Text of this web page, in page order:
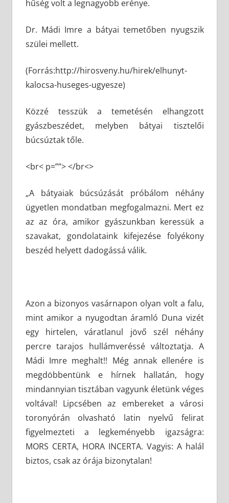
hűség volt a legnagyobb erénye.
Dr. Mádi Imre a bátyai temetőben nyugszik
szülei mellett.
(Forrás:http://hirosveny.hu/hirek/elhunyt-
kalocsa-huseges-ugyesze)
Közzé tesszük a temetésén elhangzott
gyászbeszédet, melyben bátyai tisztelői
búcsúztak tőle.
<br< p=””> </br<>
„A bátyaiak búcsúzását próbálom néhány
ügyetlen mondatban megfogalmazni. Mert ez
az az óra, amikor gyászunkban keressük a
szavakat, gondolataink kifejezése folyékony
beszéd helyett dadogássá válik.
Azon a bizonyos vasárnapon olyan volt a falu,
mint amikor a nyugodtan áramló Duna vizét
egy hirtelen, váratlanul jövő szél néhány
percre tarajos hullámveréssé változtatja. A
Mádi Imre meghalt!! Még annak ellenére is
megdöbbentünk e hírnek hallatán, hogy
mindannyian tisztában vagyunk életünk véges
voltával! Lipcsében az embereket a városi
toronyórán olvasható latin nyelvű felirat
figyelmezteti a legkeményebb igazságra:
MORS CERTA, HORA INCERTA. Vagyis: A halál
biztos, csak az órája bizonytalan!